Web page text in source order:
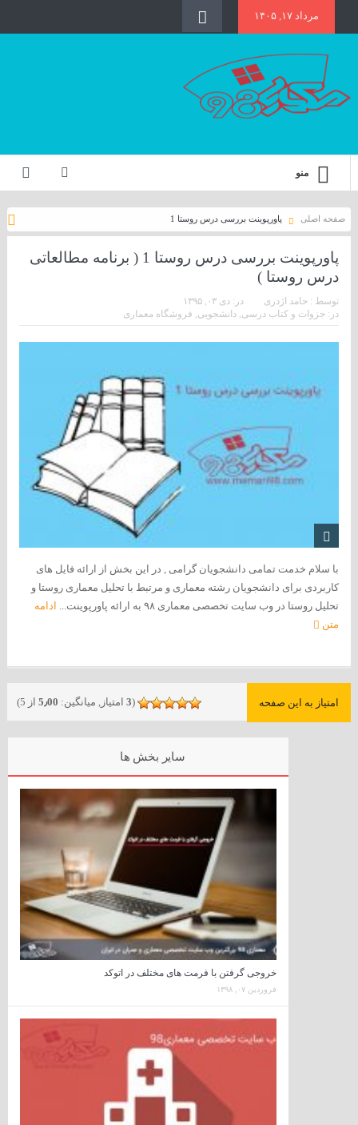
مرداد ۱۷, ۱۴۰۵
منو
صفحه اصلی پاورپوینت بررسی درس روستا 1
پاورپوینت بررسی درس روستا 1 ( برنامه مطالعاتی
درس روستا )
توسط : حامد اژدری در: دی ۰۳, ۱۳۹۵
در: جزوات و کتاب درسی دانشجویی فروشگاه معماری
با سلام خدمت تمامی دانشجویان گرامی , در این بخش از ارائه فایل های
کاربردی برای دانشجویان رشته معماری و مرتبط با تحلیل معماری روستا و
تحلیل روستا در وب سایت تخصصی معماری ۹۸ به ارائه پاورپوینت...
ادامه
متن
امتیاز به این صفحه (
3 امتیاز, میانگین: 5٫00 از 5)
سایر بخش ها
خروجی گرفتن با فرمت های مختلف در اتوکد
فروردین ۰۷, ۱۳۹۸